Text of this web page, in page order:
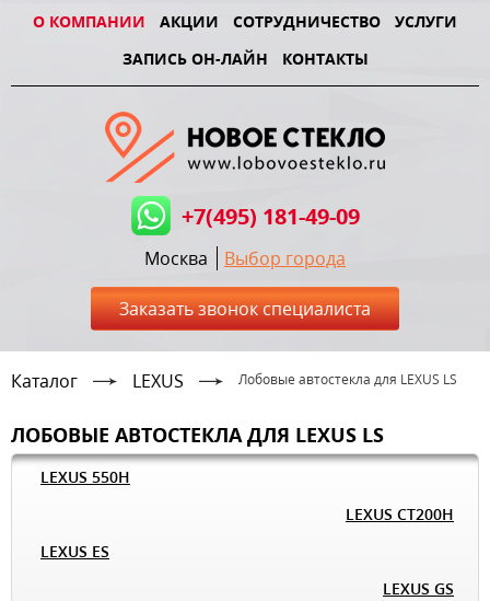
О КОМПАНИИ АКЦИИ СОТРУДНИЧЕСТВО
УСЛУГИ
ЗАПИСЬ ОН-ЛАЙН
КОНТАКТЫ
+7(495) 181-49-09
Москва Выбор города
Заказать звонок специалиста
Каталог LEXUS Лобовые автостекла для LEXUS LS
ЛОБОВЫЕ АВТОСТЕКЛА ДЛЯ LEXUS LS
LEXUS 550H
LEXUS CT200H
LEXUS ES
LEXUS GS